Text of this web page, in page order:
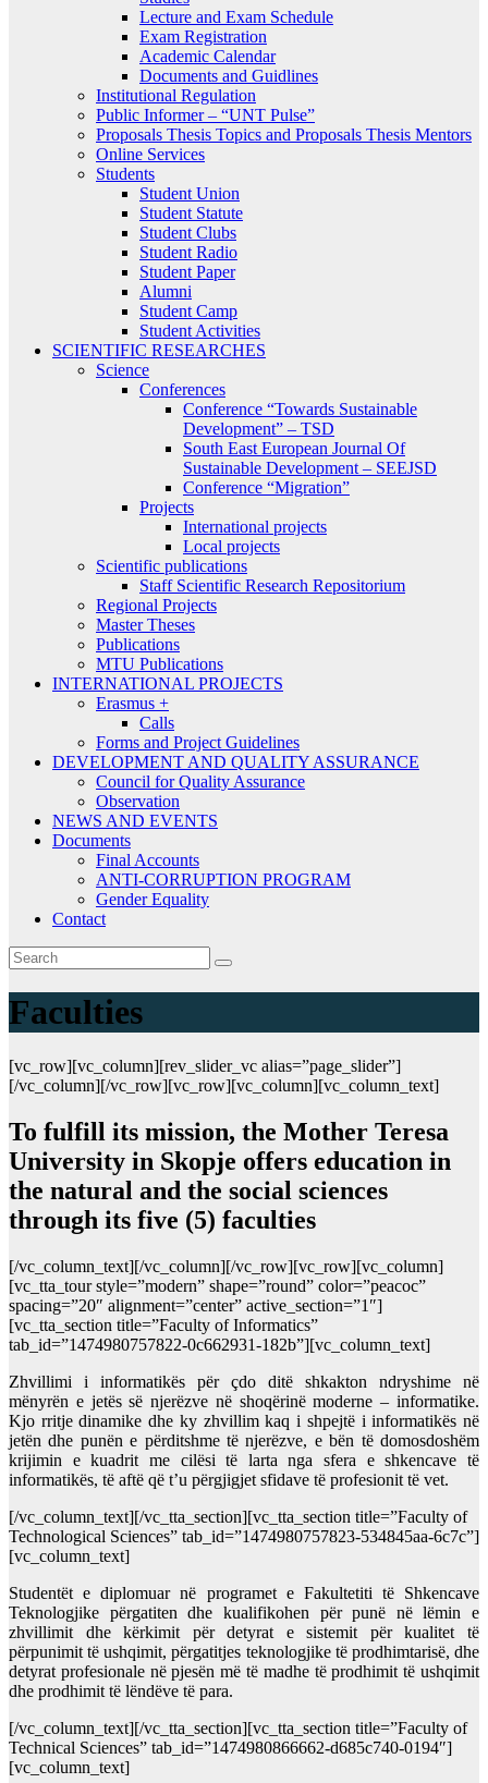
Lecture and Exam Schedule
Exam Registration
Academic Calendar
Documents and Guidlines
Institutional Regulation
Public Informer – “UNT Pulse”
Proposals Thesis Topics and Proposals Thesis Mentors
Online Services
Students
Student Union
Student Statute
Student Clubs
Student Radio
Student Paper
Alumni
Student Camp
Student Activities
SCIENTIFIC RESEARCHES
Science
Conferences
Conference “Towards Sustainable
Development” – TSD
South East European Journal Of
Sustainable Development – SEEJSD
Conference “Migration”
Projects
International projects
Local projects
Scientific publications
Staff Scientific Research Repositorium
Regional Projects
Master Theses
Publications
MTU Publications
INTERNATIONAL PROJECTS
Erasmus +
Calls
Forms and Project Guidelines
DEVELOPMENT AND QUALITY ASSURANCE
Council for Quality Assurance
Observation
NEWS AND EVENTS
Documents
Final Accounts
ANTI-CORRUPTION PROGRAM
Gender Equality
Contact
Faculties
[vc_row][vc_column][rev_slider_vc alias=”page_slider”]
[/vc_column][/vc_row][vc_row][vc_column][vc_column_text]
To fulfill its mission, the Mother Teresa
University in Skopje offers education in
the natural and the social sciences
through its five (5) faculties
[/vc_column_text][/vc_column][/vc_row][vc_row][vc_column]
[vc_tta_tour style=”modern” shape=”round” color=”peacoc”
spacing=”20″ alignment=”center” active_section=”1″]
[vc_tta_section title=”Faculty of Informatics”
tab_id=”1474980757822-0c662931-182b”][vc_column_text]
Zhvillimi i informatikës për çdo ditë shkakton ndryshime në
mënyrën e jetës së njerëzve në shoqërinë moderne – informatike.
Kjo rritje dinamike dhe ky zhvillim kaq i shpejtë i informatikës në
jetën dhe punën e përditshme të njerëzve, e bën të domosdoshëm
krijimin e kuadrit me cilësi të larta nga sfera e shkencave të
informatikës, të aftë që t’u përgjigjet sfidave të profesionit të vet.
[/vc_column_text][/vc_tta_section][vc_tta_section title=”Faculty of
Technological Sciences” tab_id=”1474980757823-534845aa-6c7c”]
[vc_column_text]
Studentët e diplomuar në programet e Fakultetiti të Shkencave
Teknologjike përgatiten dhe kualifikohen për punë në lëmin e
zhvillimit dhe kërkimit për detyrat e sistemit për kualitet të
përpunimit të ushqimit, përgatitjes teknologjike të prodhimtarisë, dhe
detyrat profesionale në pjesën më të madhe të prodhimit të ushqimit
dhe prodhimit të lëndëve të para.
[/vc_column_text][/vc_tta_section][vc_tta_section title=”Faculty of
Technical Sciences” tab_id=”1474980866662-d685c740-0194″]
[vc_column_text]